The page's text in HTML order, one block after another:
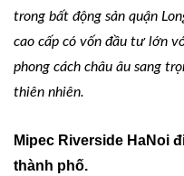
trong bất động sản quận
cao cấp có vốn đầu tư lớn
phong cách châu âu sang
thiên nhiên.
Mipec Riverside HaNoi
thành phố.